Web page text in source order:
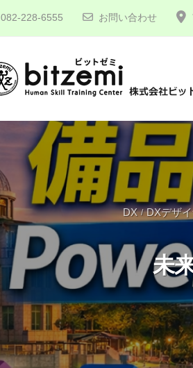
082-228-6555 お問い合わせ
DX / DXデザ
未